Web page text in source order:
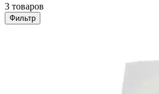
3 товаров
Фильтр